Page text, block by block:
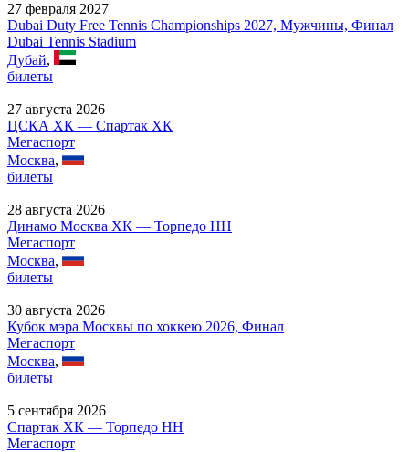
27 февраля 2027
Dubai Duty Free Tennis Championships 2027, Мужчины, Финал
Dubai Tennis Stadium
Дубай,
билеты
27 августа 2026
ЦСКА ХК — Спартак ХК
Мегаспорт
Москва,
билеты
28 августа 2026
Динамо Москва ХК — Торпедо НН
Мегаспорт
Москва,
билеты
30 августа 2026
Кубок мэра Москвы по хоккею 2026, Финал
Мегаспорт
Москва,
билеты
5 сентября 2026
Спартак ХК — Торпедо НН
Мегаспорт